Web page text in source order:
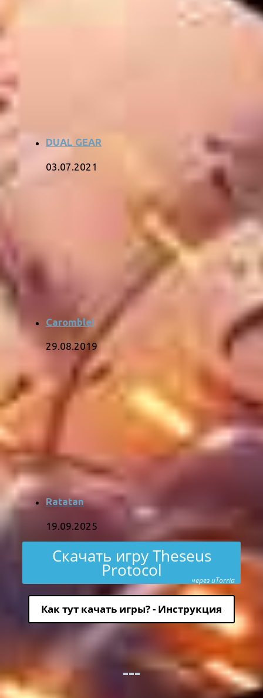
DUAL GEAR
03.07.2021
Caromble!
29.08.2019
Ratatan
19.09.2025
Скачать игру Theseus
Protocol через uTorria
Как тут качать игры? - Инструкция